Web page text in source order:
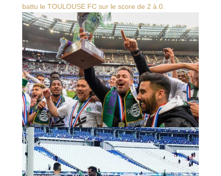
battu le TOULOUSE FC sur le score de 2 à 0.